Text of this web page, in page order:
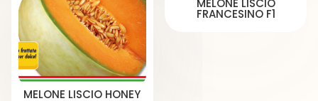
MELONE LISCIO HONEY
MELONE LISCIO
FRANCESINO F1